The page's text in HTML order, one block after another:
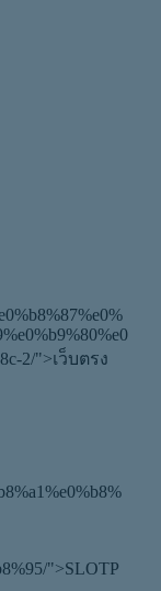
2/">เว็บตรง
">SLOTP